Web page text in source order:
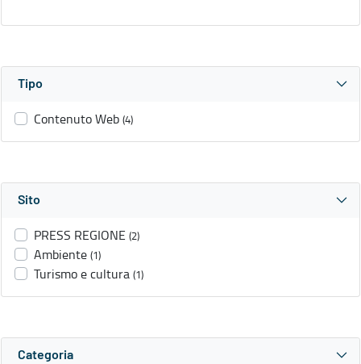
Tipo
Contenuto Web (4)
Sito
PRESS REGIONE (2)
Ambiente (1)
Turismo e cultura (1)
Categoria